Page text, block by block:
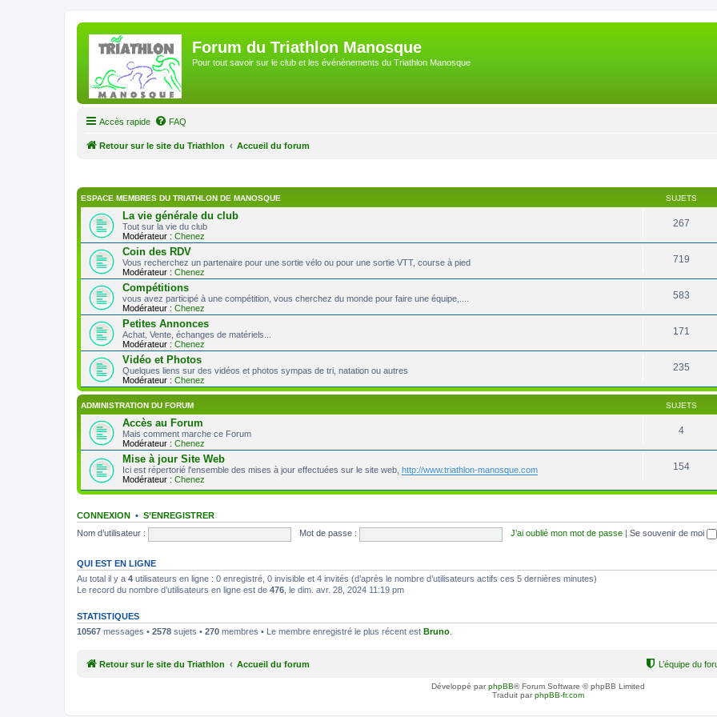
Forum du Triathlon Manosque
Pour tout savoir sur le club et les événènements du Triathlon Manosque
Accès rapide FAQ
Retour sur le site du Triathlon Accueil du forum
ESPACE MEMBRES DU TRIATHLON DE MANOSQUE SUJETS
La vie générale du club
Tout sur la vie du club
Modérateur : Chenez
267
Coin des RDV
Vous recherchez un partenaire pour une sortie vélo ou pour une sortie VTT, course à pied
Modérateur : Chenez
719
Compétitions
vous avez participé à une compétition, vous cherchez du monde pour faire une équipe,....
Modérateur : Chenez
583
Petites Annonces
Achat, Vente, échanges de matériels...
Modérateur : Chenez
171
Vidéo et Photos
Quelques liens sur des vidéos et photos sympas de tri, natation ou autres
Modérateur : Chenez
235
ADMINISTRATION DU FORUM SUJETS
Accès au Forum
Mais comment marche ce Forum
Modérateur : Chenez
4
Mise à jour Site Web
Ici est répertorié l'ensemble des mises à jour effectuées sur le site web, http://www.triathlon-manosque.com
Modérateur : Chenez
154
CONNEXION • S’ENREGISTRER
Nom d’utilisateur :
Mot de passe : J’ai oublié mon mot de passe Se souvenir de moi
QUI EST EN LIGNE
Au total il y a 4 utilisateurs en ligne : 0 enregistré, 0 invisible et 4 invités (d’après le nombre d’utilisateurs actifs ces 5 dernières minutes)
Le record du nombre d’utilisateurs en ligne est de 476 , le dim. avr. 28, 2024 11:19 pm
STATISTIQUES
10567 messages • 2578 sujets • 270 membres • Le membre enregistré le plus récent est Bruno
Retour sur le site du Triathlon Accueil du forum L’équipe du
Développé parphpBB® Forum Software © phpBB Limited
Traduit parphpBB-fr.com